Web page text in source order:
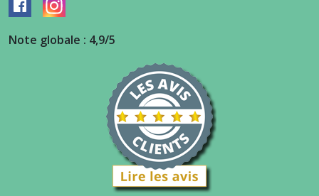
Note globale : 4,9/5